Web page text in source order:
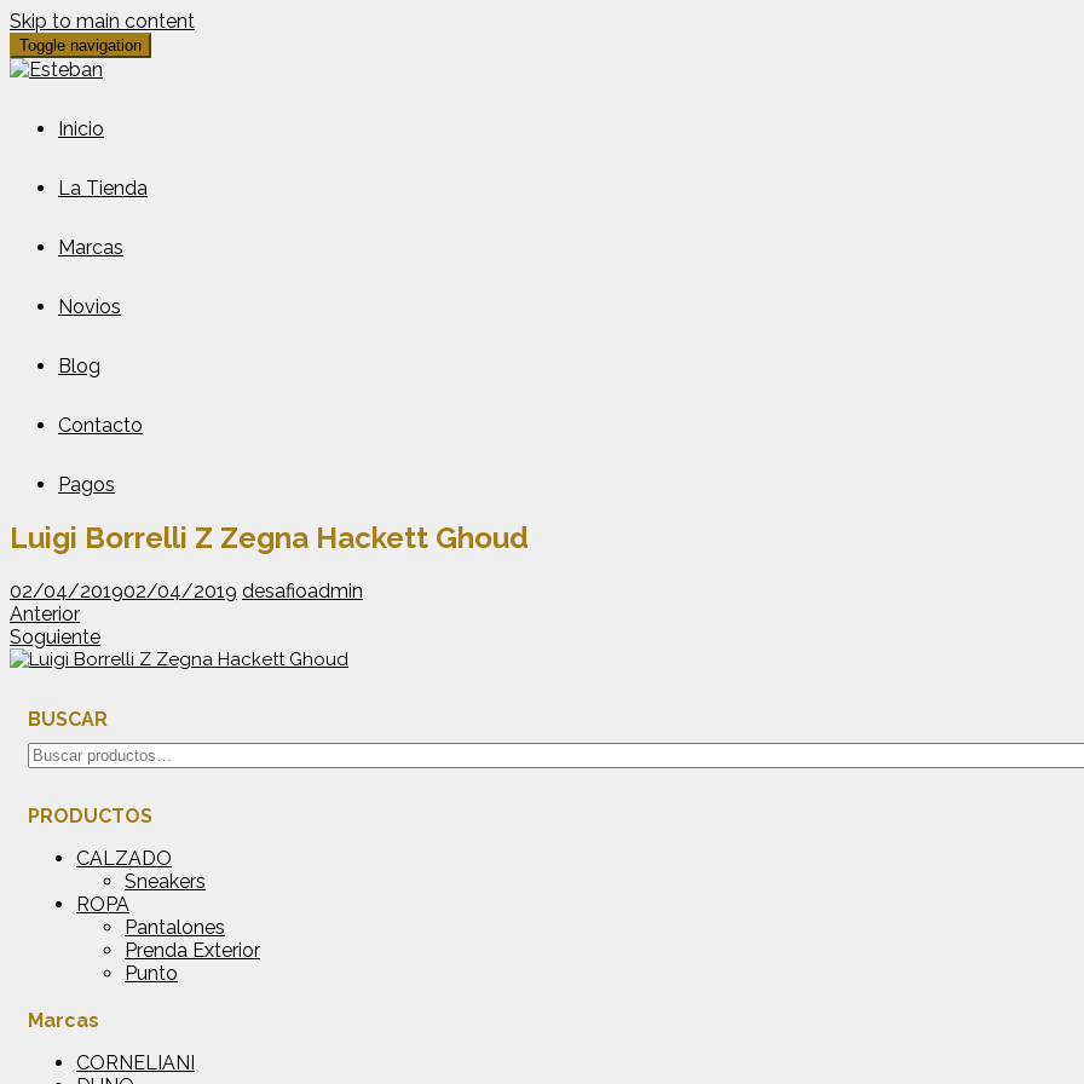
Skip to main content
Toggle navigation
Inicio
La Tienda
Marcas
Novios
Blog
Contacto
Pagos
Luigi Borrelli Z Zegna Hackett Ghoud
02/04/201902/04/2019 desafioadmin
Anterior
Soguiente
BUSCAR
Buscar
por:
PRODUCTOS
CALZADO
Sneakers
ROPA
Pantalones
Prenda Exterior
Punto
Marcas
CORNELIANI